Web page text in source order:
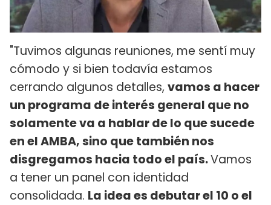
"Tuvimos algunas reuniones, me sentí muy
cómodo y si bien todavía estamos
cerrando algunos detalles, vamos a hacer
un programa de interés general que no
solamente va a hablar de lo que sucede
en el AMBA, sino que también nos
disgregamos hacia todo el país.Vamos
a tener un panel con identidad
consolidada. La idea es debutar el 10 o el